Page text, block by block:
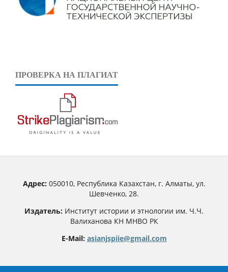
ПРОВЕРКА НА ПЛАГИАТ
Адрес:050010, Республика Казахстан, г. Алматы, ул.
Шевченко, 28.
Издатель: Институт истории и этнологии им. Ч.Ч.
Валиханова КН МНВО РК
E-Mail: asianjspiie@gmail.com